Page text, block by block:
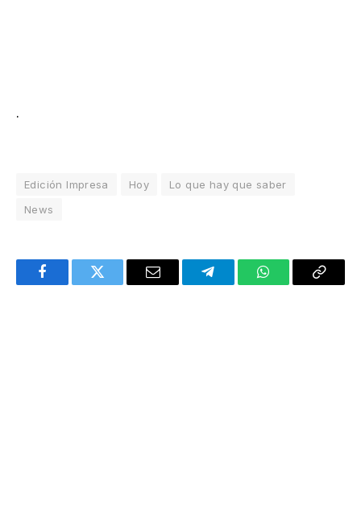
.
Edición Impresa Hoy
Lo que hay que saber
News
FacebookTwitter Email TelegramWhatsAppCopy